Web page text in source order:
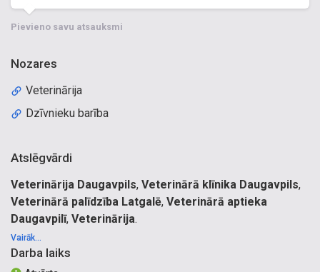
Pievieno savu atsauksmi
Nozares
Veterinārija
Dzīvnieku barība
Atslēgvārdi
Veterinārija Daugavpils, Veterinārā klīnika Daugavpils,
Veterinārā palīdzība Latgalē, Veterinārā aptieka
Daugavpilī, Veterinārija.
Veterinārā klīnika Latgalē. Veterinārā palīdzība. Stacionārs,
aprūpe. Veterinārā klīnika. Rentgens. Veterinārā aptieka.
Vairāk...
Darba laiks